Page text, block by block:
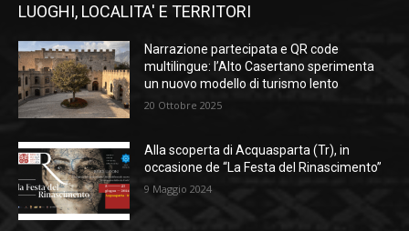
LUOGHI, LOCALITA' E TERRITORI
Narrazione partecipata e QR code
multilingue: l’Alto Casertano sperimenta
un nuovo modello di turismo lento
20 Ottobre 2025
Alla scoperta di Acquasparta (Tr), in
occasione de “La Festa del Rinascimento”
9 Maggio 2024